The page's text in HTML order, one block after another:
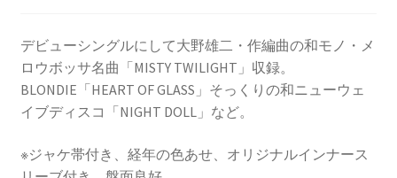
デビューシングルにして大野雄二・作編曲の和モノ・メ
ロウボッサ名曲「MISTY TWILIGHT」収録。
BLONDIE「HEART OF GLASS」そっくりの和ニューウェ
イブディスコ「NIGHT DOLL」など。
※ジャケ帯付き、経年の色あせ、オリジナルインナース